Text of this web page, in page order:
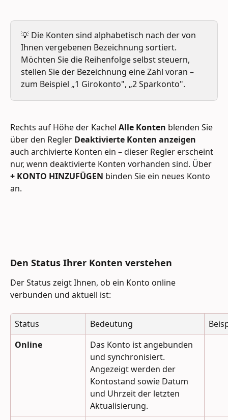
💡 Die Konten sind alphabetisch nach der von
Ihnen vergebenen Bezeichnung sortiert.
Möchten Sie die Reihenfolge selbst steuern,
stellen Sie der Bezeichnung eine Zahl voran –
zum Beispiel „1 Girokonto", „2 Sparkonto".
Rechts auf Höhe der Kachel Alle Konten blenden Sie
über den Regler Deaktivierte Konten anzeigen
auch archivierte Konten ein – dieser Regler erscheint
nur, wenn deaktivierte Konten vorhanden sind. Über
+ KONTO HINZUFÜGEN binden Sie ein neues Konto
an.
Den Status Ihrer Konten verstehen
Der Status zeigt Ihnen, ob ein Konto online
verbunden und aktuell ist:
Status Bedeutung
Online
Das Konto ist angebunden
und synchronisiert.
Angezeigt werden der
Kontostand sowie Datum
und Uhrzeit der letzten
Aktualisierung.